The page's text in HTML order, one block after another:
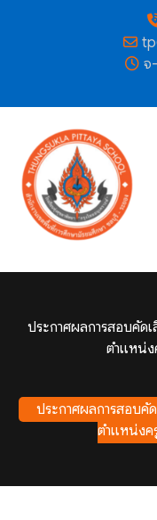
จ
ประกาศผลการสอบคัด
ตำแหน่ง
ประกาศผลการสอบคั
ตำแหน่งค